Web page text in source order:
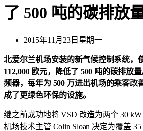
了 500 吨的碳排放
2015年11月23日星期一
北爱尔兰机场安装的新气候控制系统，
112,000 欧元，降低了 500 吨的碳排放
频器，每年为 500 万进出机场的乘客改
成了更绿色环保的设施。
继之前成功地将 VSD 改造为两个 30 kW
机场技术主管 Colin Sloan 决定为覆盖